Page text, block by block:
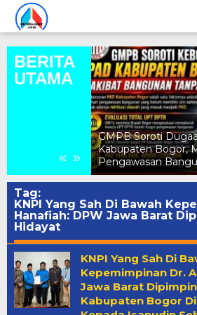
Lewati
konten
BERITA
UTAMA
« »
Soroti Dugaan Kebocoran PAD
Bogor, Minta Evaluasi Total
Bangunan Tak Berizin
Tag:
KNPI Yang Sah Di Bawah
Hanafiah: DPW Jawa Barat
Hidayat
KNPI Yang Sah Di
Kepemimpinan Dr.
Jawa Barat
Kabupaten Bogor